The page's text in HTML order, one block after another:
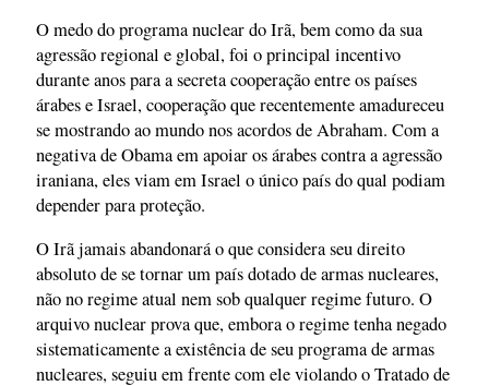
O medo do programa nuclear do Irã, bem como da sua
agressão regional e global, foi o principal incentivo
durante anos para a secreta cooperação entre os países
árabes e Israel, cooperação que recentemente amadureceu
se mostrando ao mundo nos acordos de Abraham. Com a
negativa de Obama em apoiar os árabes contra a agressão
iraniana, eles viam em Israel o único país do qual podiam
depender para proteção.
O Irã jamais abandonará o que considera seu direito
absoluto de se tornar um país dotado de armas nucleares,
não no regime atual nem sob qualquer regime futuro. O
arquivo nuclear prova que, embora o regime tenha negado
sistematicamente a existência de seu programa de armas
nucleares, seguiu em frente com ele violando o Tratado de